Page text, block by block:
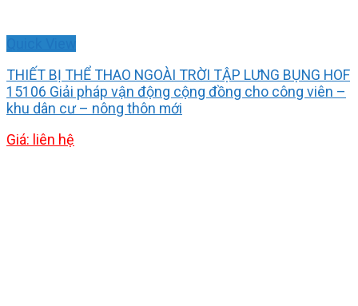
THIẾT BỊ THỂ THAO NGOÀI TRỜI TẬP LƯNG BỤNG HOF
15106 Giải pháp vận động cộng đồng cho công viên –
khu dân cư – nông thôn mới
Giá: liên hệ